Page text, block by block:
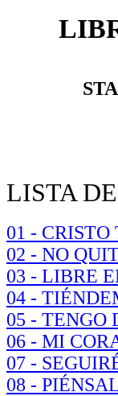
LISTA
01 -
02 - NO
03 - LIBRE
04 -
05 - TENGO
06 - MI
07 -
08 -